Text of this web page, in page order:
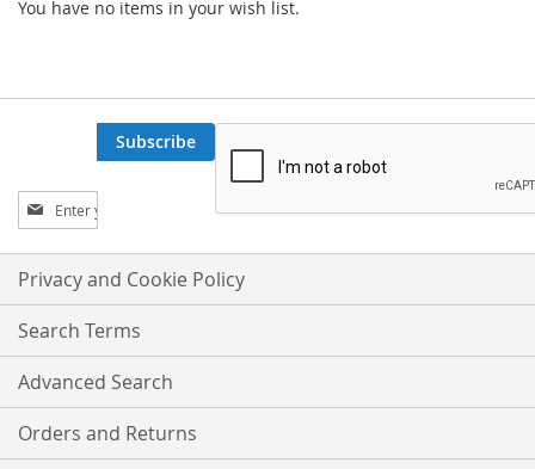
You have no items in your wish list.
Sign
Up
for
Our
Newsletter:
Subscribe
Privacy and Cookie Policy
Search Terms
Advanced Search
Orders and Returns